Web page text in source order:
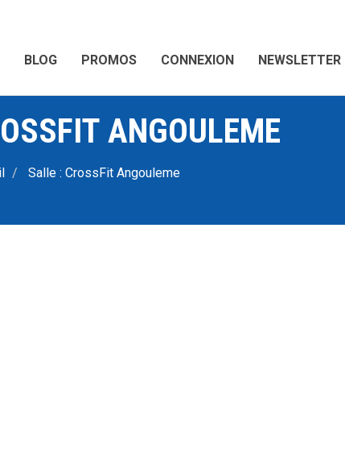
BLOG PROMOS CONNEXION NEWSLETTER
ANGOULEME
Salle : CrossFit Angouleme